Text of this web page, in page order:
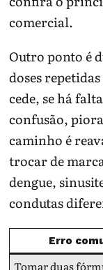
comercial.
Outro ponto é
doses
cede, se há
confusão,
caminho é
trocar de
dengue,
condutas
Erro
Tomar duas